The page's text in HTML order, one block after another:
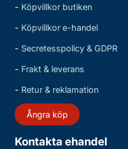
- Köpvillkor butiken
- Köpvillkor e-handel
- Secretesspolicy & GDPR
- Frakt & leverans
- Retur & reklamation
Ångra köp
Kontakta ehandel